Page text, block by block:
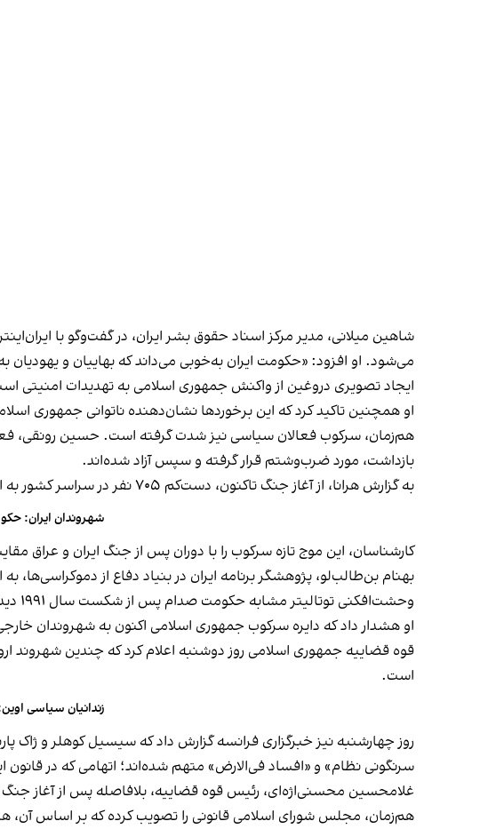
شاهین میلانی، مدیر مرکز اسناد حقوق بشر ایران، در گفت‌وگو با
می‌شود. او افزود: «حکومت ایران به‌خوبی می‌داند که بهاییان و
ایجاد تصویری دروغین از واکنش جمهوری اسلامی به تهدیدات امنیتی
او همچنین تاکید کرد که این برخوردها نشان‌دهنده ناتوانی جمهوری
هم‌زمان، سرکوب فعالان سیاسی نیز شدت گرفته است. حسین رونقی،
بازداشت، مورد ضرب‌و‌شتم قرار گرفته و سپس آزاد شده‌اند.
به گزارش هرانا، از آغاز جنگ تاکنون، دست‌کم ۷۰۵ نفر در سراسر کشور به اتهامات سیاسی یا امنیتی بازداشت شده‌اند.
شهروندان ایران:
کارشناسان، این موج تازه سرکوب را با دوران پس از جنگ ایران و عراق
بهنام بن‌طالب‌لو، پژوهشگر برنامه ایران در بنیاد دفاع از
وحشت‌افکنی توتالیتر مشابه حکومت صدام پس از شکست سال ۱۹۹۱ دیده می‌شود.»
او هشدار داد که دایره سرکوب جمهوری اسلامی اکنون به شهروندان
قوه قضاییه جمهوری اسلامی روز دوشنبه اعلام کرد که چندین شهروند
است.
زندانیان سیاسی
روز چهارشنبه نیز خبرگزاری فرانسه گزارش داد که سیسیل کوهلر و ژاک
سرنگونی نظام» و «افساد فی‌الارض» متهم شده‌اند؛ اتهامی که در
غلامحسین محسنی‌اژه‌ای، رئیس قوه قضاییه، بلافاصله پس از آغاز جنگ
هم‌زمان، مجلس شورای اسلامی قانونی را تصویب کرده که بر اساس آن،